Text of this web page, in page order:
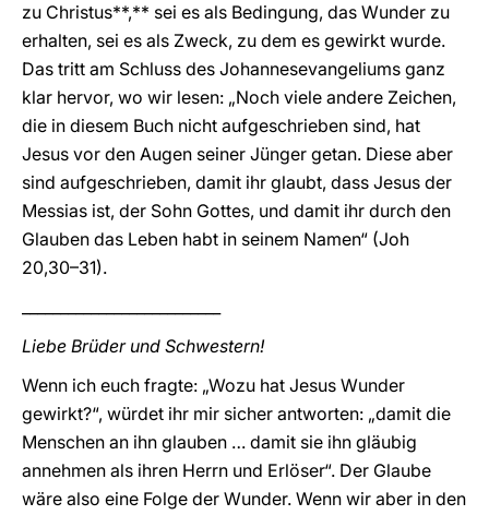
zu Christus**,** sei es als Bedingung, das Wunder zu
erhalten, sei es als Zweck, zu dem es gewirkt wurde.
Das tritt am Schluss des Johannesevangeliums ganz
klar hervor, wo wir lesen: „Noch viele andere Zeichen,
die in diesem Buch nicht aufgeschrieben sind, hat
Jesus vor den Augen seiner Jünger getan. Diese aber
sind aufgeschrieben, damit ihr glaubt, dass Jesus der
Messias ist, der Sohn Gottes, und damit ihr durch den
Glauben das Leben habt in seinem Namen“ (Joh
20,30–31).
Liebe Brüder und Schwestern!
Wenn ich euch fragte: „Wozu hat Jesus Wunder
gewirkt?“, würdet ihr mir sicher antworten: „damit die
Menschen an ihn glauben … damit sie ihn gläubig
annehmen als ihren Herrn und Erlöser“. Der Glaube
wäre also eine Folge der Wunder. Wenn wir aber in den